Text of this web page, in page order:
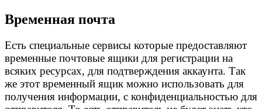
Временная почта
Есть специальные сервисы которые предоставляют
временные почтовые ящики для регистрации на
всяких ресурсах, для подтверждения аккаунта. Так
же этот временный ящик можно использовать для
получения информации, с конфиденциальностью для